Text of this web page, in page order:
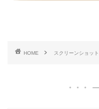
HOME スクリーンショッ